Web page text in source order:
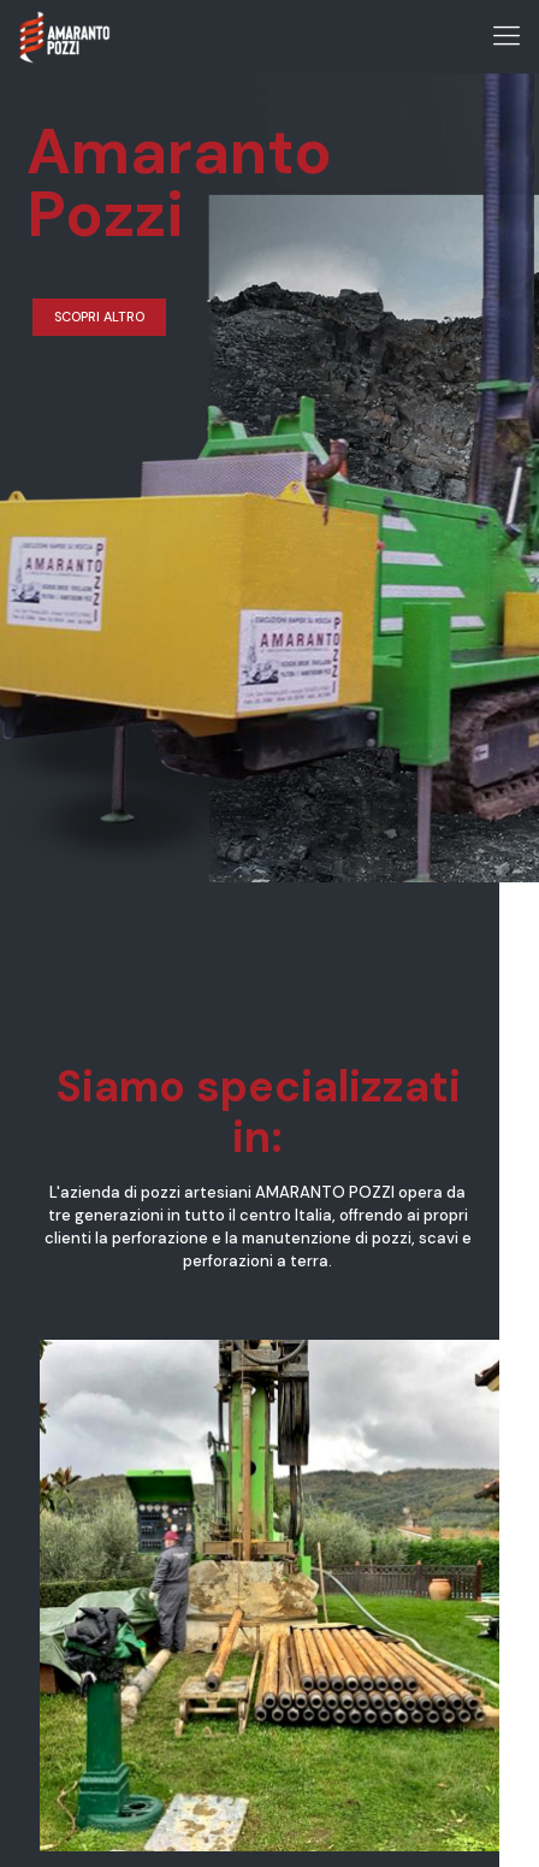
Amaranto
Pozzi
SCOPRI ALTRO
Siamo specializzati
in:
L'azienda di pozzi artesiani AMARANTO POZZI opera da
tre generazioni in tutto il centro Italia, offrendo ai propri
clienti la perforazione e la manutenzione di pozzi, scavi e
perforazioni a terra.